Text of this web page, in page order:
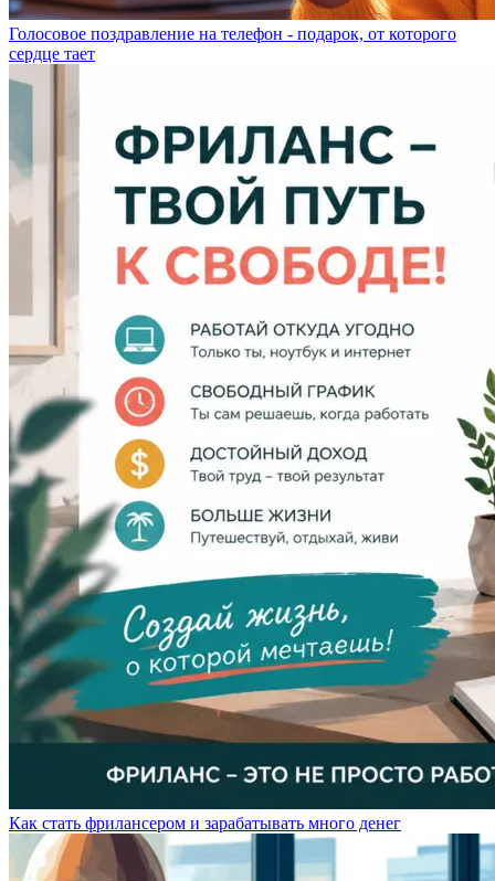
Голосовое поздравление на телефон - подарок, от которого
сердце тает
Как стать фрилансером и зарабатывать много денег